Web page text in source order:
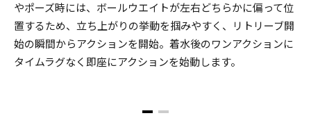
やポーズ時には、ボールウエイトが左右どちらかに偏って位
置するため、立ち上がりの挙動を掴みやすく、リトリーブ開
始の瞬間からアクションを開始。着水後のワンアクションに
タイムラグなく即座にアクションを始動します。